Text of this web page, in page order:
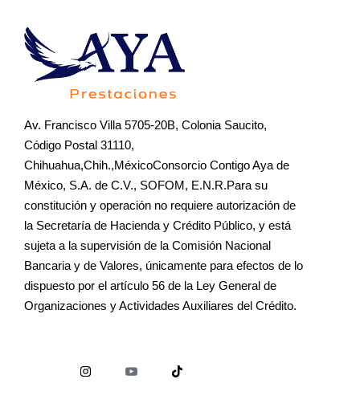
Av. Francisco Villa 5705-20B, Colonia Saucito,
Código Postal 31110,
Chihuahua,Chih.,MéxicoConsorcio Contigo Aya de
México, S.A. de C.V., SOFOM, E.N.R.Para su
constitución y operación no requiere autorización de
la Secretaría de Hacienda y Crédito Público, y está
sujeta a la supervisión de la Comisión Nacional
Bancaria y de Valores, únicamente para efectos de lo
dispuesto por el artículo 56 de la Ley General de
Organizaciones y Actividades Auxiliares del Crédito.